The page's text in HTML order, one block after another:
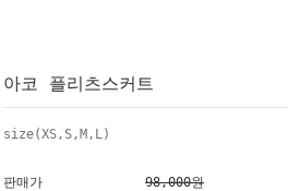
아코 플리츠스커트
size(XS,S,M,L)
판매가 98,000원